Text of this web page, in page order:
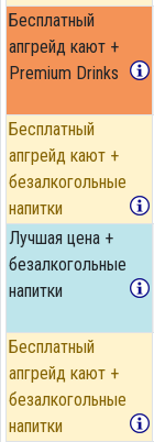
Бесплатный
апгрейд кают +
Premium Drinks
Бесплатный
апгрейд кают +
безалкогольные
напитки
Лучшая цена +
безалкогольные
напитки
Бесплатный
апгрейд кают +
безалкогольные
напитки